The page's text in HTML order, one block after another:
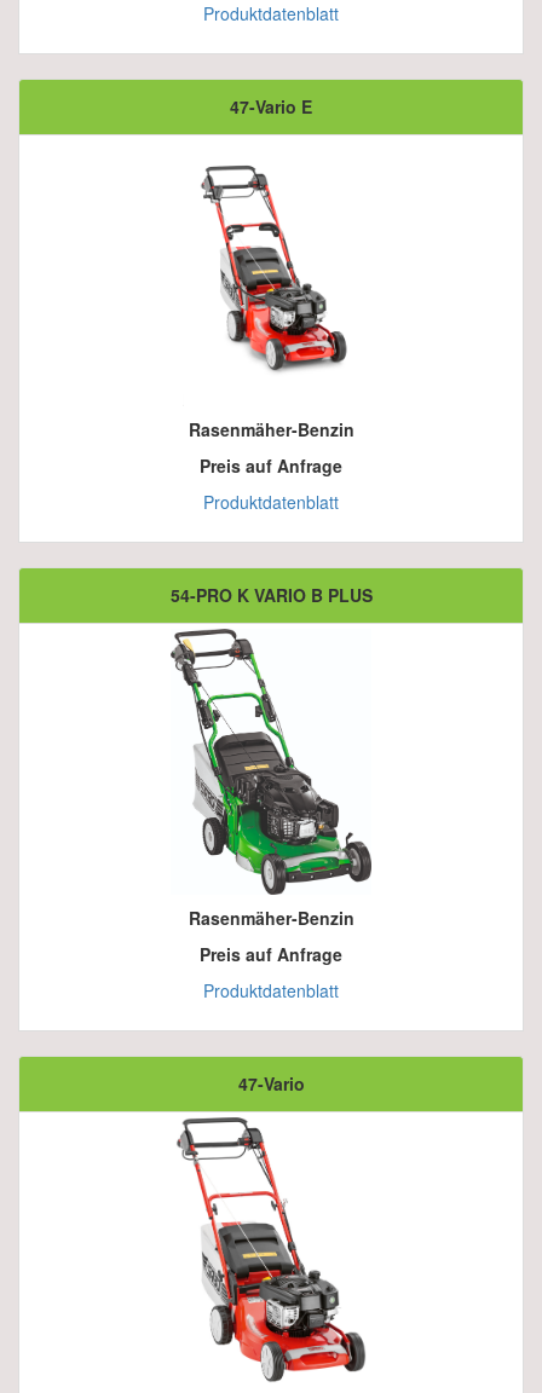
Produktdatenblatt
47-Vario E
Rasenmäher-Benzin
Preis auf Anfrage
Produktdatenblatt
54-PRO K VARIO B PLUS
Rasenmäher-Benzin
Preis auf Anfrage
Produktdatenblatt
47-Vario